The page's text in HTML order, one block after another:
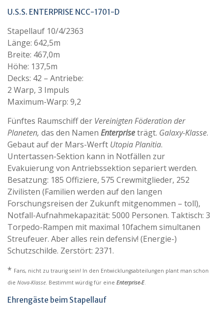
U.S.S. ENTERPRISE NCC-1701-D
Stapellauf 10/4/2363
Länge: 642,5m
Breite: 467,0m
Höhe: 137,5m
Decks: 42 – Antriebe:
2 Warp, 3 Impuls
Maximum-Warp: 9,2
Fünftes Raumschiff der Vereinigten Föderation der
Planeten, das den Namen Enterpriseträgt. Galaxy-Klasse.
Gebaut auf der Mars-Werft Utopia Planitia.
Untertassen-Sektion kann in Notfällen zur
Evakuierung von Antriebssektion separiert werden.
Besatzung: 185 Offiziere, 575 Crewmitglieder, 252
Zivilisten (Familien werden auf den langen
Forschungsreisen der Zukunft mitgenommen – toll),
Notfall-Aufnahmekapazität: 5000 Personen. Taktisch: 3
Torpedo-Rampen mit maximal 10fachem simultanen
Streufeuer. Aber alles rein defensiv! (Energie-)
Schutzschilde. Zerstört: 2371.
* Fans, nicht zu traurig sein! In den Entwicklungsabteilungen plant man schon
die Nova-Klasse. Bestimmt würdig für eine Enterprise-E.
Ehrengäste beim Stapellauf